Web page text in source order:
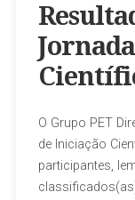
O Grupo PET
de Iniciação
participantes,